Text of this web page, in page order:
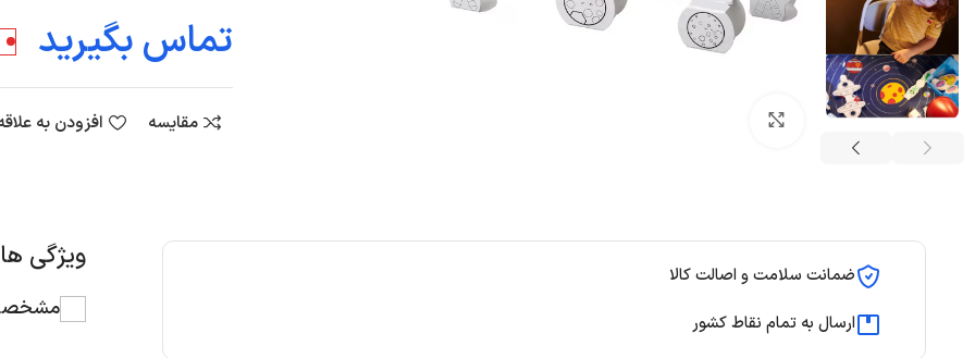
مقایسه افزودن به
ضمانت سلامت و اصالت کالا
ارسال به تمام نقاط کشور
ویژگی